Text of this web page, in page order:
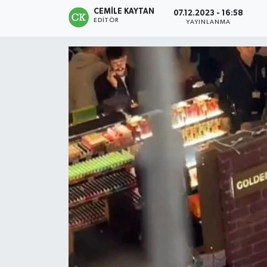
CEMILE KAYTAN
EDITÖR
07.12.2023 - 16:58
YAYINLANMA